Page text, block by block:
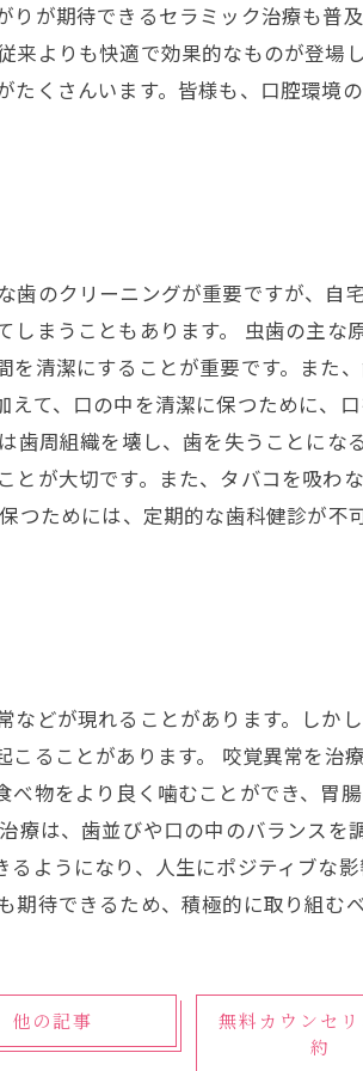
が期待できるセラミック治療も普
よりも快適で効果的なものが登場
くさんいます。皆様も、口腔環境
のクリーニングが重要ですが、自
まうこともあります。 虫歯の主な
清潔にすることが重要です。また
て、口の中を清潔に保つために、
周組織を壊し、歯を失うことにな
が大切です。また、タバコを吸わ
ためには、定期的な歯科健診が不
どが現れることがあります。しか
ることがあります。 咬覚異常を治
物をより良く噛むことができ、胃
は、歯並びや口の中のバランスを
ようになり、人生にポジティブな
待できるため、積極的に取り組むべ
他の記事
無料カウンセ
約